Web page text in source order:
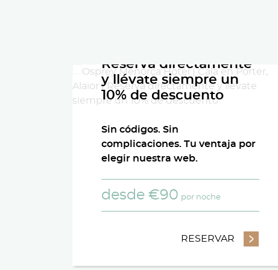
Reserva directamente
y llévate siempre un
10% de descuento
Sin códigos. Sin
complicaciones. Tu ventaja por
elegir nuestra web.
desde €90 por noche
RESERVAR -